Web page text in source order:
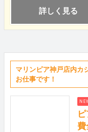
詳しく見る
マリンピア神戸店内カ
お仕事です！